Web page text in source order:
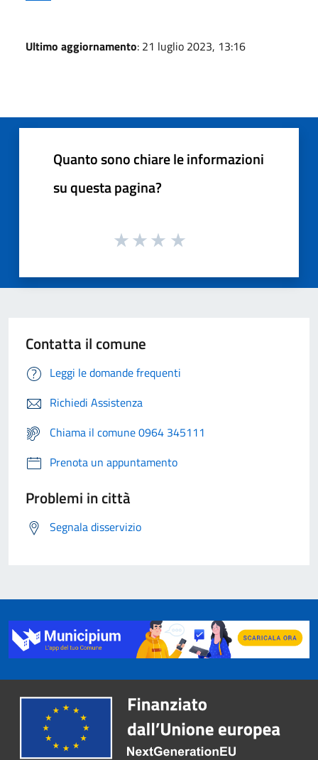
Ultimo aggiornamento: 21 luglio 2023, 13:16
Quanto sono chiare le informazioni
su questa pagina?
Contatta il comune
Leggi le domande frequenti
Richiedi Assistenza
Chiama il comune 0964 345111
Prenota un appuntamento
Problemi in città
Segnala disservizio